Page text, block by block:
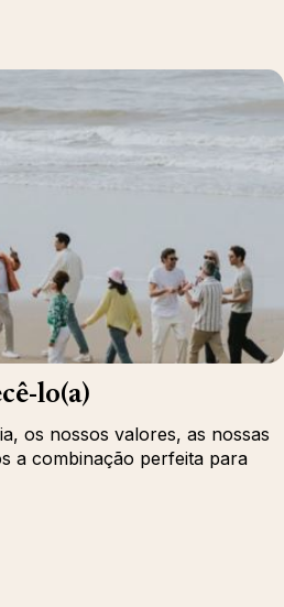
lo(a)
os nossos valores, as nossas
a combinação perfeita para